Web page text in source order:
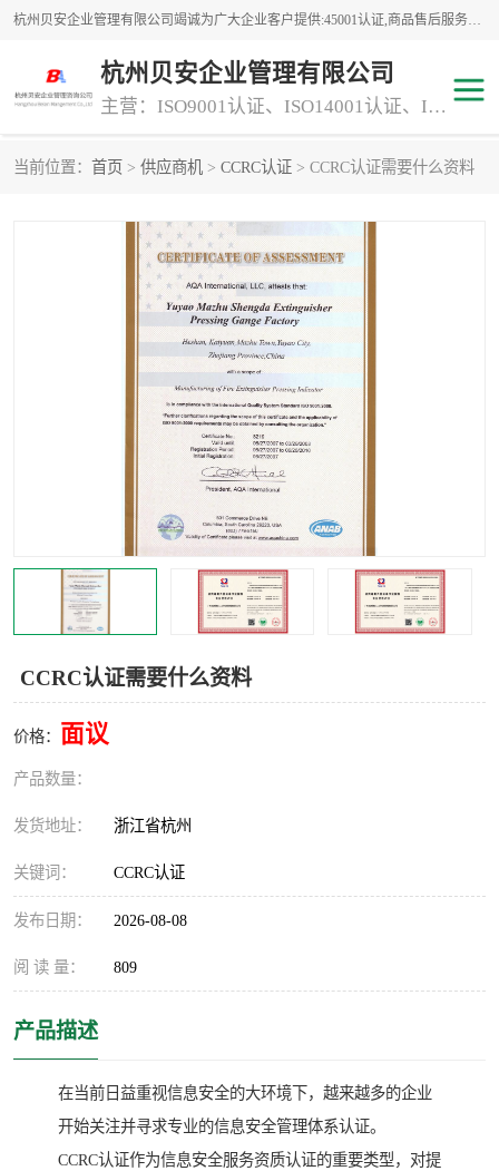
杭州贝安企业管理有限公司竭诚为广大企业客户提供:45001认证,商品售后服务认证,CE认证,知识产权体系认证,iso体系认证等服务,公司提供一条认证服务,方便快捷.
杭州贝安企业管理有限公司
主营：ISO9001认证、ISO14001认证、ISO认证、ISO22000认证、ISO/TS16949认证,FSC森林认证
当前位置： 首页 > 供应商机 > CCRC认证 > CCRC认证需要什么资料
CCRC认证需要什么资料
价格： 面议
产品数量：
发货地址： 浙江省杭州
关键词： CCRC认证
发布日期： 2026-08-08
阅 读 量： 809
产品描述
在当前日益重视信息安全的大环境下，越来越多的企业
开始关注并寻求专业的信息安全管理体系认证。
CCRC认证作为信息安全服务资质认证的重要类型，对提
专业资质评价证书(1) ISO9000
45001认证
GJB 9001C-2017 知识产权体系认证
交通运输服务
消防设施工程专业承包
交通运输服务认证 CCRC认证
ISO9001认证 ISO14001认证
ISO认证 OHSAS18001认证
CCC认证
TS16949认证
iso22000认证